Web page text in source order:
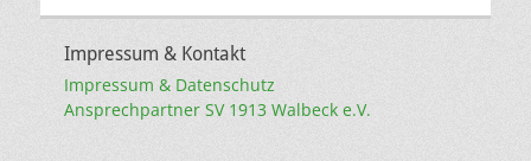
Impressum & Kontakt
Impressum & Datenschutz
Ansprechpartner SV 1913 Walbeck e.V.